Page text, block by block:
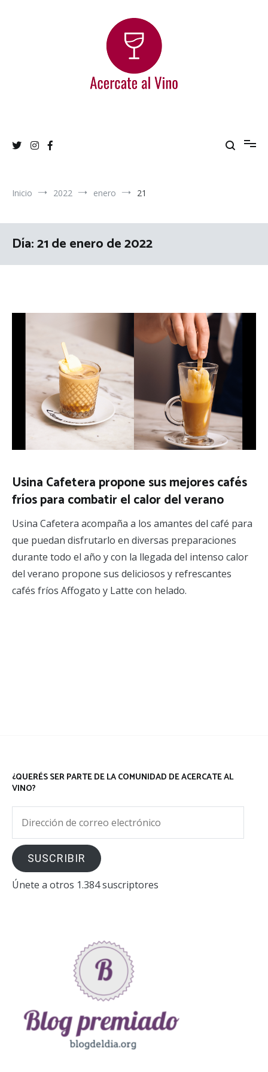
Inicio 2022 enero 21
Día:21 de enero de 2022
Usina Cafetera propone sus mejores cafés
fríos para combatir el calor del verano
Usina Cafetera acompaña a los amantes del café para
que puedan disfrutarlo en diversas preparaciones
durante todo el año y con la llegada del intenso calor
del verano propone sus deliciosos y refrescantes
cafés fríos Affogato y Latte con helado.
¿QUERÉS SER PARTE DE LA COMUNIDAD DE ACERCATE AL
VINO?
correo
electrónico
SUSCRIBIR
Únete a otros 1.384 suscriptores